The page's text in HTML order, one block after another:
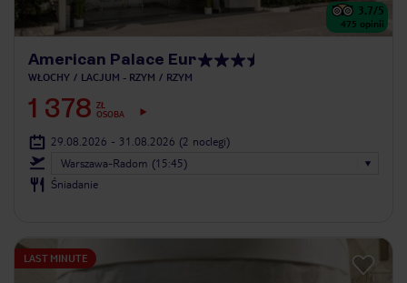
3.7/5
475 opinii
American Palace Eur
WŁOCHY LACJUM - RZYM RZYM
1 378 ZŁ
OSOBA
29.08.2026 - 31.08.2026 (2 noclegi)
Warszawa-Radom (15:45)
Śniadanie
LAST MINUTE